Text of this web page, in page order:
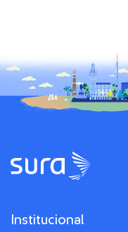
Institucional